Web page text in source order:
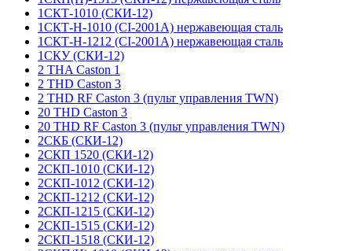
1СКТ-1010 (СКИ-12)
1СКТ-Н-1010 (CI-2001A) нержавеющая сталь
1СКТ-Н-1212 (CI-2001A) нержавеющая сталь
1СКУ (СКИ-12)
2 THA Caston 1
2 THD Caston 3
2 THD RF Caston 3 (пульт управления TWN)
20 THD Caston 3
20 THD RF Caston 3 (пульт управления TWN)
2СКБ (СКИ-12)
2СКП 1520 (СКИ-12)
2СКП-1010 (СКИ-12)
2СКП-1012 (СКИ-12)
2СКП-1212 (СКИ-12)
2СКП-1215 (СКИ-12)
2СКП-1515 (СКИ-12)
2СКП-1518 (СКИ-12)